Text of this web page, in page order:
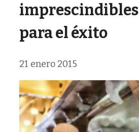
imprescindibles
para el éxito
21 enero 2015